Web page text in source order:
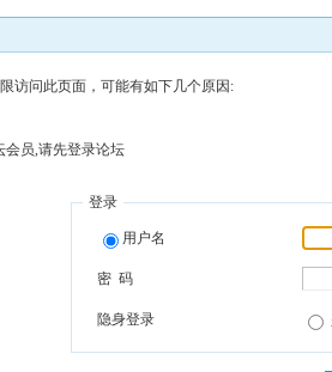
访问此页面，可能有如下几个原因:
会员,请先登录论坛
登录
用户名
密 码
隐身登录